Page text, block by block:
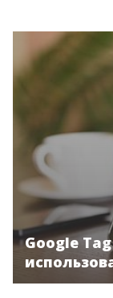
Google